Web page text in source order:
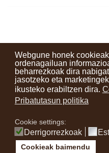
Webgune honek
ordenagailuan
beharrezkoak dira
jasotzeko eta
ikusteko erabiltzen dira.
Pribatutasun politika
Cookie settings:
Derrigorrezkoak
Cookieak baimendu
Kontaktuak Erabilera